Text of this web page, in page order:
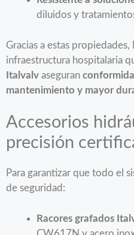
diluidos y
Gracias a estas
infraestructura hospitalaria
Italvalv aseguran
mantenimiento y mayor
Accesorios
precisión
Para garantizar que todo el
de seguridad:
Racores grafados